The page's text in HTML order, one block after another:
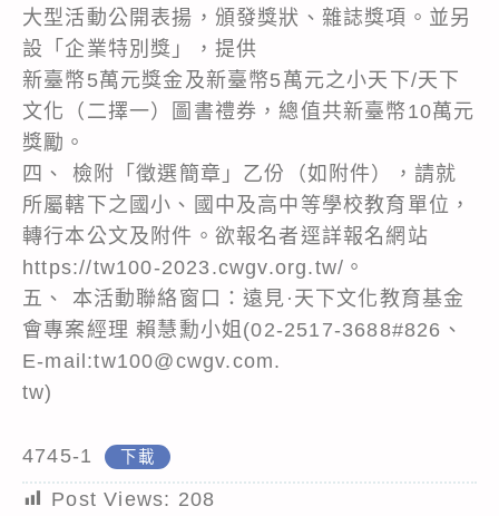
大型活動公開表揚，頒發獎狀、雜誌獎項。並另
設「企業特別獎」，提供
新臺幣5萬元獎金及新臺幣5萬元之小天下/天下
文化（二擇一）圖書禮券，總值共新臺幣10萬元
獎勵。
四、 檢附「徵選簡章」乙份（如附件），請就
所屬轄下之國小、國中及高中等學校教育單位，
轉行本公文及附件。欲報名者逕詳報名網站
https://tw100-2023.cwgv.org.tw/。
五、 本活動聯絡窗口：遠見·天下文化教育基金
會專案經理 賴慧勳小姐(02-2517-3688#826、
E-mail:tw100@cwgv.com.
tw)
4745-1 下載
Post Views: 208